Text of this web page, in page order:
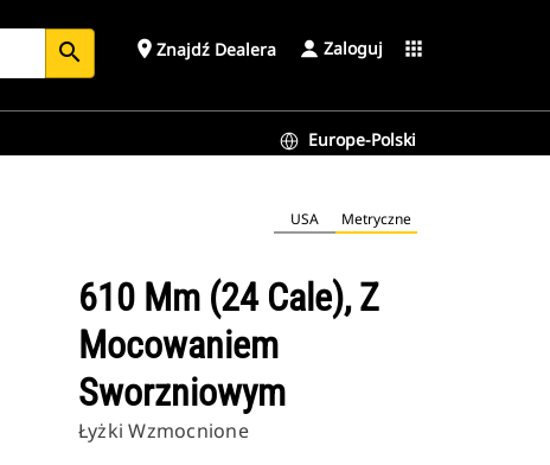
search place Znajdź Dealera Zaloguj apps
Europe-Polski
USA Metryczne
610 Mm (24 Cale), Z
Mocowaniem
Sworzniowym
Łyżki Wzmocnione